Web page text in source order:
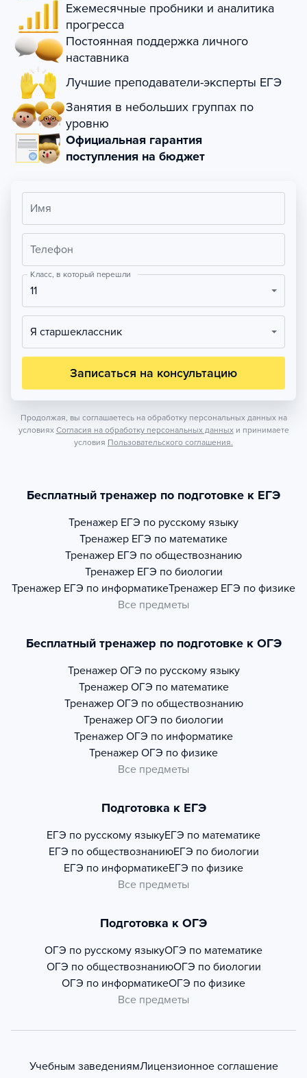
Ежемесячные пробники и аналитика
прогресса
Постоянная поддержка личного
наставника
Лучшие преподаватели-эксперты ЕГЭ
Занятия в небольших группах по
уровню
Официальная гарантия
поступления на бюджет
Имя
Телефон
Класс, в который перешли
11
Я старшеклассник
Записаться на консультацию
Продолжая, вы соглашаетесь на обработку персональных данных на
условиях Согласия на обработку персональных данных и принимаете
условия Пользовательского соглашения.
Бесплатный тренажер по подготовке к ЕГЭ
Тренажер ЕГЭ по русскому языку
Тренажер ЕГЭ по математике
Тренажер ЕГЭ по обществознанию
Тренажер ЕГЭ по биологии
Тренажер ЕГЭ по информатикеТренажер ЕГЭ по физике
Все предметы
Бесплатный тренажер по подготовке к ОГЭ
Тренажер ОГЭ по русскому языку
Тренажер ОГЭ по математике
Тренажер ОГЭ по обществознанию
Тренажер ОГЭ по биологии
Тренажер ОГЭ по информатике
Тренажер ОГЭ по физике
Все предметы
Подготовка к ЕГЭ
ЕГЭ по русскому языкуЕГЭ по математике
ЕГЭ по обществознаниюЕГЭ по биологии
ЕГЭ по информатикеЕГЭ по физике
Все предметы
Подготовка к ОГЭ
ОГЭ по русскому языкуОГЭ по математике
ОГЭ по обществознаниюОГЭ по биологии
ОГЭ по информатикеОГЭ по физике
Все предметы
Учебным заведениямЛицензионное соглашение